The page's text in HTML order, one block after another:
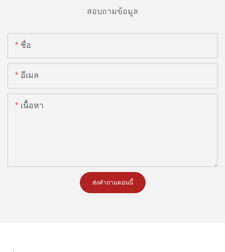
สอบถามข้อมูล
ชื่อ
อีเมล
เนื้อหา
ส่งคำถามตอนนี้